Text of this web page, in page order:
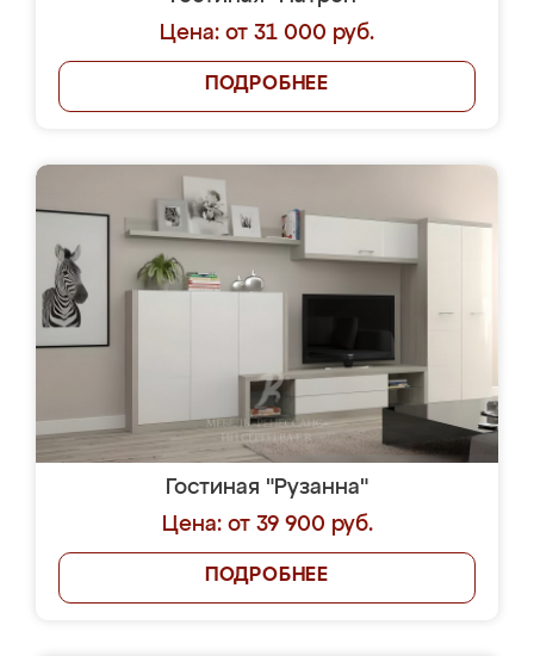
Цена: от 31 000 руб.
ПОДРОБНЕЕ
Гостиная "Рузанна"
Цена: от 39 900 руб.
ПОДРОБНЕЕ